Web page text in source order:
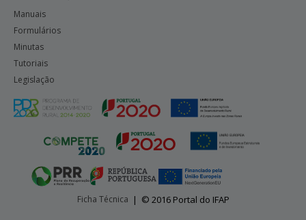
Manuais
Formulários
Minutas
Tutoriais
Legislação
Ficha Técnica | © 2016 Portal do IFAP